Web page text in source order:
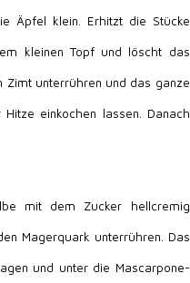
Äpfel klein. Erhitzt die Stücke
kleinen Topf und löscht das
Zimt unterrühren und das ganze
einkochen lassen. Danach
mit dem Zucker hellcremig
Magerquark unterrühren. Das
und unter die Mascarpone-